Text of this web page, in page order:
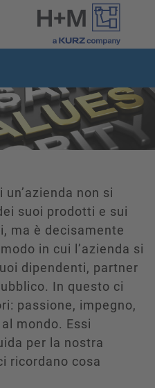
non si
suoi prodotti e sui
ma è decisamente
in cui l’azienda si
dipendenti, partner
In questo ci
passione, impegno,
mondo. Essi
per la nostra
ricordano cosa